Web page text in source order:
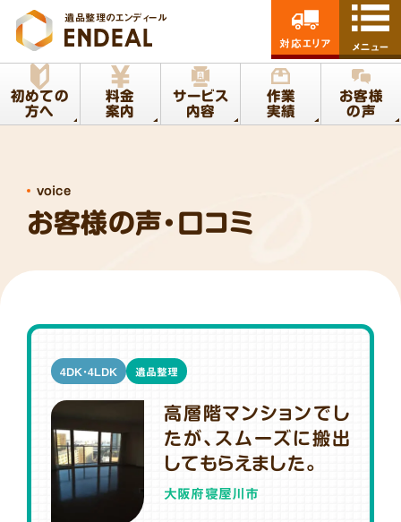
遺品整理のエンディール
初めての
方へ
料金
案内
サービス
内容
作業
実績
お客様
の声
対応エリア メニュー
お客様の声・口コミ
voice
高層階マンションでし
たが、スムーズに搬出
してもらえました。
大阪府寝屋川市
4DK・4LDK 遺品整理